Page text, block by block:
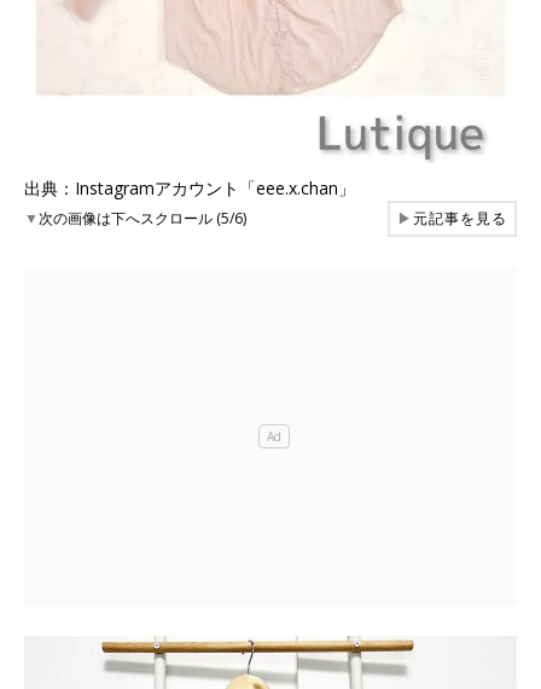
出典：Instagramアカウント「eee.x.chan」
▼次の画像は下へスクロール (5/6) ▶元記事を見る